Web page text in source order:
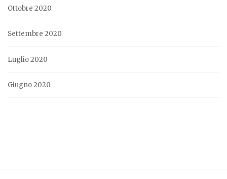
Ottobre 2020
Settembre 2020
Luglio 2020
Giugno 2020